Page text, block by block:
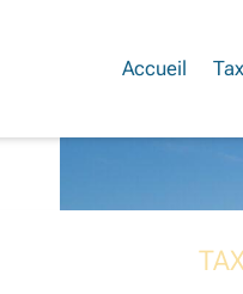
Accueil